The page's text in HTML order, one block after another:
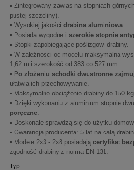
▪ Zintegrowany zawias na stopniach
pustej szczeliny).
▪ Wysokiej jakości drabina aluminiowa.
▪ Posiada wygodne i szerokie stopnie
▪ Stopki zapobiegające poślizgowi drabiny.
▪ W zależności od modelu maksymalna
1,62 m i szerokość od 383 do 527 mm.
▪ Po złożeniu schodki dwustronne
ułatwia ich przechowywanie.
▪ Maksymalne obciążenie drabiny do 150
▪ Dzięki wykonaniu z aluminium stopnie
poręczne.
▪ Doskonale sprawdzą się do użytku
▪ Gwarancja producenta: 5 lat na całą
▪ Modele 2x3 - 2x8 posiadają certyfikat
zgodność drabiny z normą EN-131.
Typ